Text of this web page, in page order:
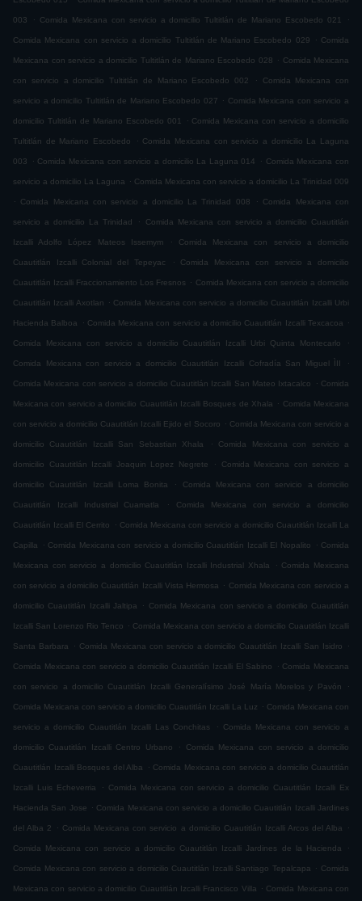
003 . Comida Mexicana con servicio a domicilio Tultitlán de Mariano Escobedo 021 .
Comida Mexicana con servicio a domicilio Tultitlán de Mariano Escobedo 029 . Comida
Mexicana con servicio a domicilio Tultitlán de Mariano Escobedo 028 . Comida Mexicana
con servicio a domicilio Tultitlán de Mariano Escobedo 002 . Comida Mexicana con
servicio a domicilio Tultitlán de Mariano Escobedo 027 . Comida Mexicana con servicio a
domicilio Tultitlán de Mariano Escobedo 001 . Comida Mexicana con servicio a domicilio
Tultitlán de Mariano Escobedo . Comida Mexicana con servicio a domicilio La Laguna
003 . Comida Mexicana con servicio a domicilio La Laguna 014 . Comida Mexicana con
servicio a domicilio La Laguna . Comida Mexicana con servicio a domicilio La Trinidad 009
.
Comida Mexicana con servicio a domicilio La Trinidad 008 . Comida Mexicana con
servicio a domicilio La Trinidad . Comida Mexicana con servicio a domicilio Cuautitlán
Izcalli Adolfo López Mateos Issemym . Comida Mexicana con servicio a domicilio
Cuautitlán Izcalli Colonial del Tepeyac . Comida Mexicana con servicio a domicilio
Cuautitlán Izcalli Fraccionamiento Los Fresnos . Comida Mexicana con servicio a domicilio
Cuautitlán Izcalli Axotlan . Comida Mexicana con servicio a domicilio Cuautitlán Izcalli Urbi
Hacienda Balboa . Comida Mexicana con servicio a domicilio Cuautitlán Izcalli Texcacoa .
Comida Mexicana con servicio a domicilio Cuautitlán Izcalli Urbi Quinta Montecarlo .
Comida Mexicana con servicio a domicilio Cuautitlán Izcalli Cofradía San Miguel ÌII .
Comida Mexicana con servicio a domicilio Cuautitlán Izcalli San Mateo Ixtacalco . Comida
Mexicana con servicio a domicilio Cuautitlán Izcalli Bosques de Xhala . Comida Mexicana
con servicio a domicilio Cuautitlán Izcalli Ejido el Socoro . Comida Mexicana con servicio a
domicilio Cuautitlán Izcalli San Sebastian Xhala . Comida Mexicana con servicio a
domicilio Cuautitlán Izcalli Joaquin Lopez Negrete . Comida Mexicana con servicio a
domicilio Cuautitlán Izcalli Loma Bonita . Comida Mexicana con servicio a domicilio
Cuautitlán Izcalli Industrial Cuamatla . Comida Mexicana con servicio a domicilio
Cuautitlán Izcalli El Cerrito . Comida Mexicana con servicio a domicilio Cuautitlán Izcalli La
Capilla . Comida Mexicana con servicio a domicilio Cuautitlán Izcalli El Nopalito . Comida
Mexicana con servicio a domicilio Cuautitlán Izcalli Industrial Xhala . Comida Mexicana
con servicio a domicilio Cuautitlán Izcalli Vista Hermosa . Comida Mexicana con servicio a
domicilio Cuautitlán Izcalli Jaltipa . Comida Mexicana con servicio a domicilio Cuautitlán
Izcalli San Lorenzo Rio Tenco . Comida Mexicana con servicio a domicilio Cuautitlán Izcalli
Santa Barbara . Comida Mexicana con servicio a domicilio Cuautitlán Izcalli San Isidro .
Comida Mexicana con servicio a domicilio Cuautitlán Izcalli El Sabino . Comida Mexicana
con servicio a domicilio Cuautitlán Izcalli Generalísimo José María Morelos y Pavón .
Comida Mexicana con servicio a domicilio Cuautitlán Izcalli La Luz . Comida Mexicana con
servicio a domicilio Cuautitlán Izcalli Las Conchitas . Comida Mexicana con servicio a
domicilio Cuautitlán Izcalli Centro Urbano . Comida Mexicana con servicio a domicilio
Cuautitlán Izcalli Bosques del Alba . Comida Mexicana con servicio a domicilio Cuautitlán
Izcalli Luis Echeverria . Comida Mexicana con servicio a domicilio Cuautitlán Izcalli Ex
Hacienda San Jose . Comida Mexicana con servicio a domicilio Cuautitlán Izcalli Jardines
del Alba 2 . Comida Mexicana con servicio a domicilio Cuautitlán Izcalli Arcos del Alba .
Comida Mexicana con servicio a domicilio Cuautitlán Izcalli Jardines de la Hacienda .
Comida Mexicana con servicio a domicilio Cuautitlán Izcalli Santiago Tepalcapa . Comida
Mexicana con servicio a domicilio Cuautitlán Izcalli Francisco Villa . Comida Mexicana con